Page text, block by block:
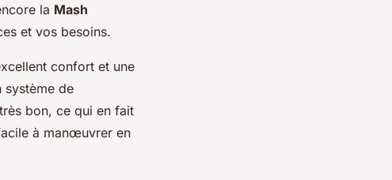
la Mash
et vos besoins.
confort et une
système de
bon, ce qui en fait
à manœuvrer en